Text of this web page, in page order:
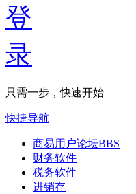
只需一步，快速开始
快捷导航
商易用户论坛BBS
财务软件
税务软件
进销存